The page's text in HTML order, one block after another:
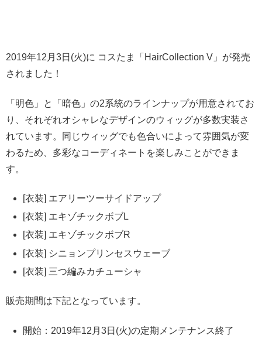
2019年12月3日(火)に コスたま「HairCollection V」が発売
されました！
「明色」と「暗色」の2系統のラインナップが用意されてお
り、それぞれオシャレなデザインのウィッグが多数実装さ
れています。同じウィッグでも色合いによって雰囲気が変
わるため、多彩なコーディネートを楽しみことができま
す。
[衣装] エアリーツーサイドアップ
[衣装] エキゾチックボブL
[衣装] エキゾチックボブR
[衣装] シニョンプリンセスウェーブ
[衣装] 三つ編みカチューシャ
販売期間は下記となっています。
開始：2019年12月3日(火)の定期メンテナンス終了